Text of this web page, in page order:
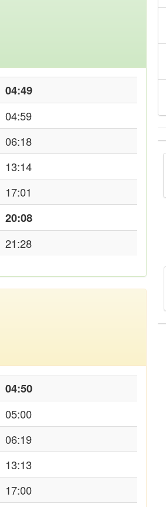
04:49
04:59
06:18
13:14
17:01
20:08
21:28
04:50
05:00
06:19
13:13
17:00